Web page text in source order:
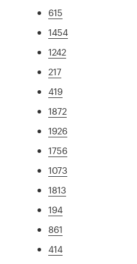
615
1454
1242
217
419
1872
1926
1756
1073
1813
194
861
414